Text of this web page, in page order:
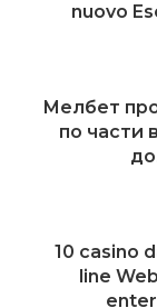
nuovo
Мелбет
по части
10 casino
line